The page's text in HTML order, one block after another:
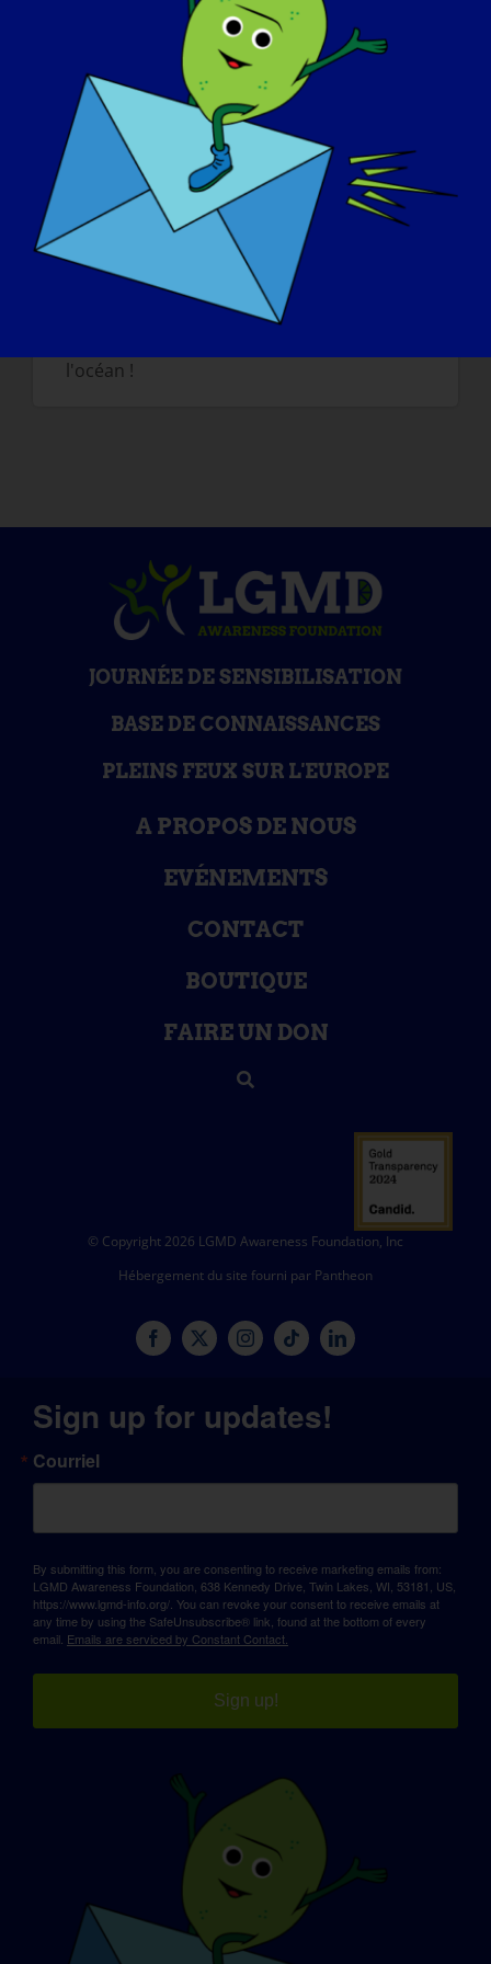
Vous pouvez encore aimer, rire et vivre
une vie pleine de sens avec le LGMD. Les
limites physiques de notre corps ne nous
empêchent pas de continuer à apprendre
et à découvrir le monde.
Si votre LGMD pouvait être "guérie"
demain, quelle serait la première chose
que vous souhaiteriez faire ?
Si je pouvais être guérie demain, j'irais à la
l'océan !
JOURNÉE DE SENSIBILISATION
BASE DE CONNAISSANCES
PLEINS FEUX SUR L'EUROPE
A PROPOS DE NOUS
EVÉNEMENTS
CONTACT
BOUTIQUE
FAIRE UN DON
© Copyright 2026 LGMD Awareness Foundation, Inc
Hébergement du site fourni par Pantheon
Sign up for updates!
Courriel
By submitting this form, you are consenting to receive marketing emails from:
LGMD Awareness Foundation, 638 Kennedy Drive, Twin Lakes, WI, 53181, US,
https://www.lgmd-info.org/. You can revoke your consent to receive emails at
any time by using the SafeUnsubscribe® link, found at the bottom of every
email. Emails are serviced by Constant Contact.
Sign up!